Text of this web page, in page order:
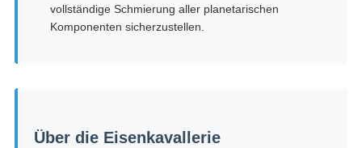
vollständige Schmierung aller planetarischen
Komponenten sicherzustellen.
Über die Eisenkavallerie